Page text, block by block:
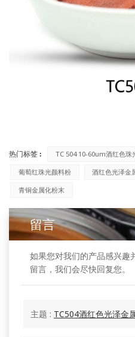
热门标签 : TC 504 10-60um酒红色珠
葡萄红珠光颜料粉
酒红色光泽金
青铜金属化粉末
留言
如果您对我们的产品感兴趣
留言，我们会尽快回复您。
主题 : TC504酒红色光泽金